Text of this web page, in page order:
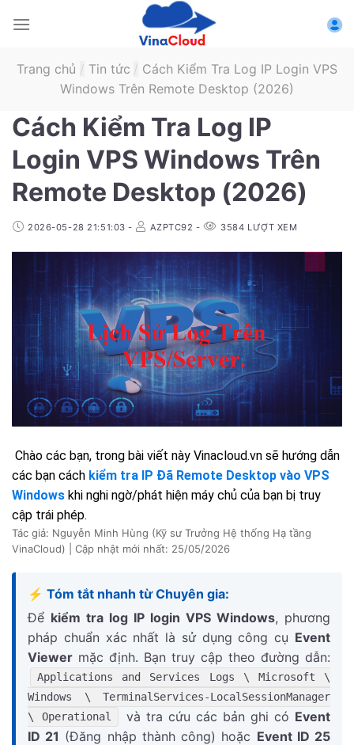
Trang chủ / Tin tức / Cách Kiểm Tra Log IP Login VPS
Windows Trên Remote Desktop (2026)
Cách Kiểm Tra Log IP
Login VPS Windows Trên
Remote Desktop (2026)
2026-05-28 21:51:03 - AZPTC92 - 3584 LƯỢT XEM
Chào các bạn, trong bài viết này Vinacloud.vn sẽ hướng dẫn
các bạn cách kiểm tra IP Đã Remote Desktop vào VPS
Windows khi nghi ngờ/phát hiện máy chủ của bạn bị truy
cập trái phép.
Tác giả: Nguyễn Minh Hùng (Kỹ sư Trưởng Hệ thống Hạ tầng
VinaCloud) | Cập nhật mới nhất: 25/05/2026
⚡ Tóm tắt nhanh từ Chuyên gia:
Để kiểm tra log IP login VPS Windows, phương
pháp chuẩn xác nhất là sử dụng công cụ Event
Viewer mặc định. Bạn truy cập theo đường dẫn:
Applications and Services Logs \ Microsoft \
Windows \ TerminalServices-LocalSessionManager
\ Operational
và tra cứu các bản ghi có Event
ID 21 (Đăng nhập thành công) hoặc Event ID 25